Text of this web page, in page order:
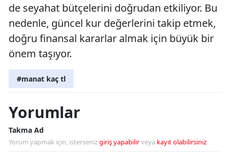
de seyahat bütçelerini doğrudan etkiliyor. Bu
nedenle, güncel kur değerlerini takip etmek,
doğru finansal kararlar almak için büyük bir
önem taşıyor.
#manat kaç tl
Yorumlar
Takma Ad
Yorum yapmak için, istersenizgiriş yapabilirveya kayıt olabilirsiniz.